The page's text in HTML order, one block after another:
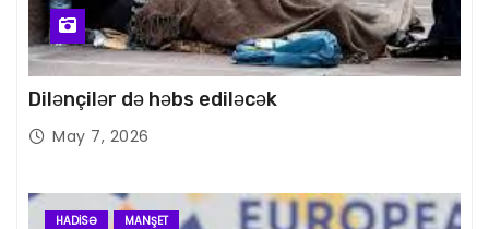
Dilənçilər də həbs ediləcək
May 7, 2026
HADISƏ MANŞET